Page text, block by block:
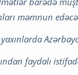
məmnun
faydalı